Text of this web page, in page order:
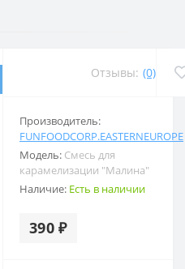
Отзывы: (0)
Производитель:
FUNFOODCORP.EASTERNEUROPE
Модель: Смесь для
карамелизации "Малина"
Наличие: Есть в наличии
390 ₽